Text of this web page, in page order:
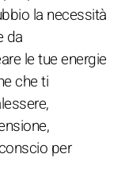
la necessità
da
le tue energie
che ti
per